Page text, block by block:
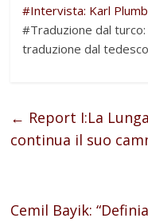
#Intervista: Karl
#Traduzione dal
traduzione dal
← Report I:La
continua il suo
Cemil Bayik: